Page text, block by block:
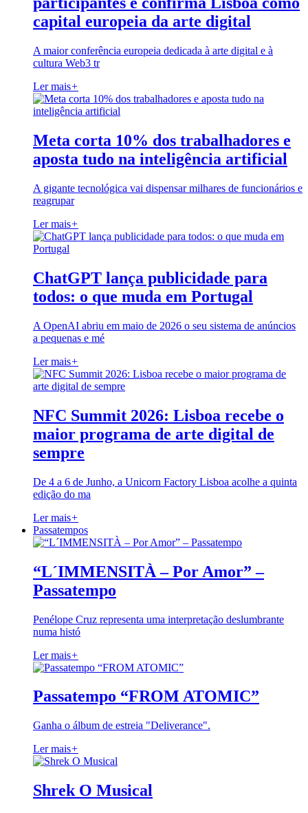
capital europeia da arte digital
A maior conferência europeia dedicada à arte digital e à
cultura Web3 tr
Ler mais+
Meta corta 10% dos trabalhadores e
aposta tudo na inteligência artificial
A gigante tecnológica vai dispensar milhares de funcionários e
reagrupar
Ler mais+
ChatGPT lança publicidade para
todos: o que muda em Portugal
A OpenAI abriu em maio de 2026 o seu sistema de anúncios
a pequenas e mé
Ler mais+
NFC Summit 2026: Lisboa recebe o
maior programa de arte digital de
sempre
De 4 a 6 de Junho, a Unicorn Factory Lisboa acolhe a quinta
edição do ma
Ler mais+
Passatempos
“L´IMMENSITÀ – Por Amor” –
Passatempo
Penélope Cruz representa uma interpretação deslumbrante
numa histó
Ler mais+
Passatempo “FROM ATOMIC”
Ganha o álbum de estreia "Deliverance".
Ler mais+
Shrek O Musical